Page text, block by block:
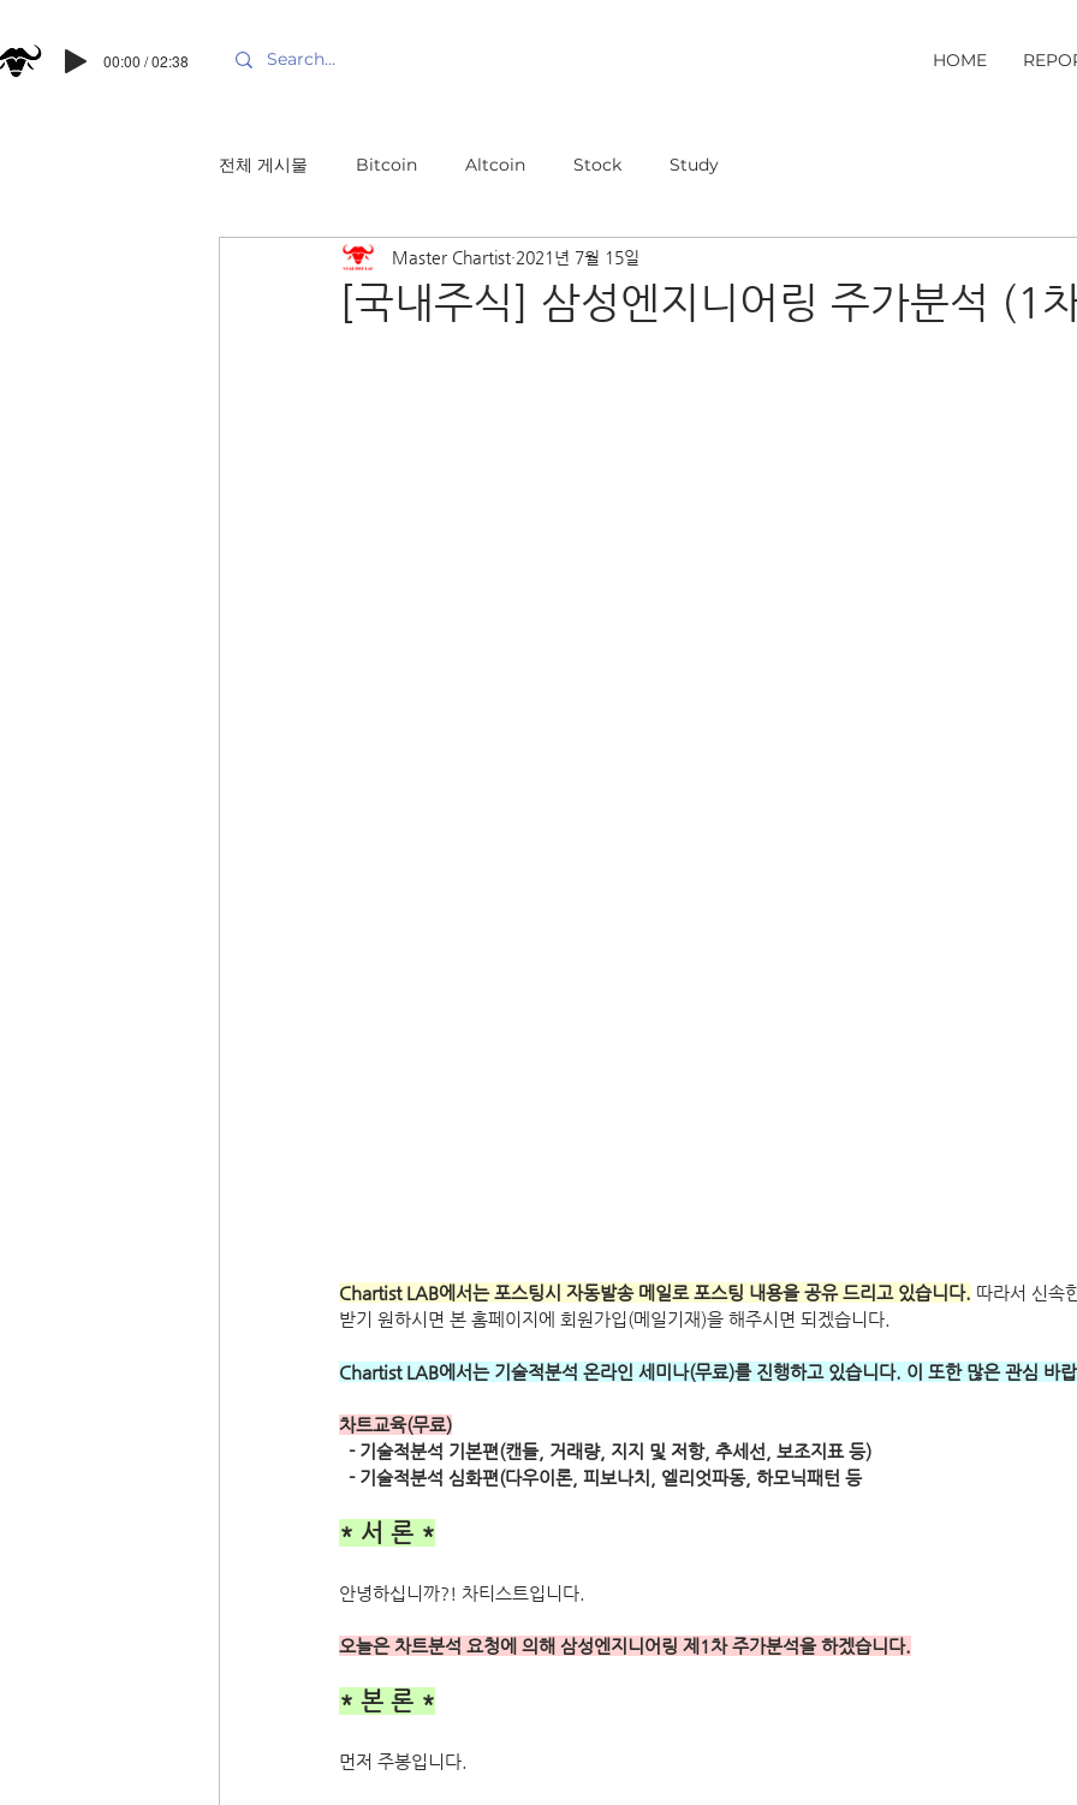
HOME
00:00 / 02:38
전체 게시물 Bitcoin Altcoin Stock Study
[국내주식] 삼성엔지니어링 주가분석 (1
Master Chartist 2021년 7월 15일
Chartist LAB에서는 포스팅시 자동발송 메일로 포스팅 내용을 공유 드리고 있습니다. 따라서 신속
받기 원하시면 본 홈페이지에 회원가입(메일기재)을 해주시면 되겠습니다.
Chartist LAB에서는 기술적분석 온라인 세미나(무료)를 진행하고 있습니다. 이 또한 많은 관심 바
차트교육(무료)
  - 기술적분석 기본편(캔들, 거래량, 지지 및 저항, 추세선, 보조지표 등)
  - 기술적분석 심화편(다우이론, 피보나치, 엘리엇파동, 하모닉패턴 등
* 서 론 *
안녕하십니까?! 차티스트입니다.
오늘은 차트분석 요청에 의해 삼성엔지니어링 제1차 주가분석을 하겠습니다.
* 본 론 *
먼저 주봉입니다.